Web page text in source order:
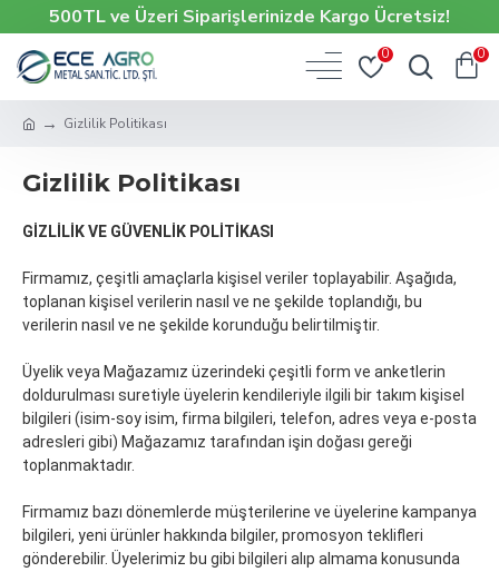
500TL ve Üzeri Siparişlerinizde Kargo Ücretsiz!
0 0
Gizlilik Politikası
Gizlilik Politikası
GİZLİLİK VE GÜVENLİK POLİTİKASI
Firmamız, çeşitli amaçlarla kişisel veriler toplayabilir. Aşağıda,
toplanan kişisel verilerin nasıl ve ne şekilde toplandığı, bu
verilerin nasıl ve ne şekilde korunduğu belirtilmiştir.
Üyelik veya Mağazamız üzerindeki çeşitli form ve anketlerin
doldurulması suretiyle üyelerin kendileriyle ilgili bir takım kişisel
bilgileri (isim-soy isim, firma bilgileri, telefon, adres veya e-posta
adresleri gibi) Mağazamız tarafından işin doğası gereği
toplanmaktadır.
Firmamız bazı dönemlerde müşterilerine ve üyelerine kampanya
bilgileri, yeni ürünler hakkında bilgiler, promosyon teklifleri
gönderebilir. Üyelerimiz bu gibi bilgileri alıp almama konusunda